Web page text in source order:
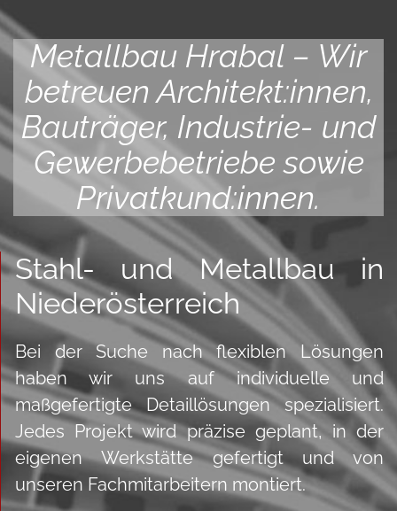
Metallbau Hrabal – Wir
betreuen Architekt:innen,
Bauträger, Industrie- und
Gewerbebetriebe sowie
Privatkund:innen.
Stahl- und Metallbau in
Niederösterreich
Bei der Suche nach flexiblen Lösungen
haben wir uns auf individuelle und
maßgefertigte Detaillösungen spezialisiert.
Jedes Projekt wird präzise geplant, in der
eigenen Werkstätte gefertigt und von
unseren Fachmitarbeitern montiert.